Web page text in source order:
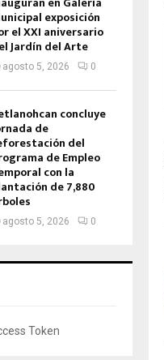
exposición
el XXI aniversario
Jardín del Arte
agosto 5, 2026 0
concluye
de
del
de Empleo
con la
de 7,880
agosto 5, 2026 0
Token